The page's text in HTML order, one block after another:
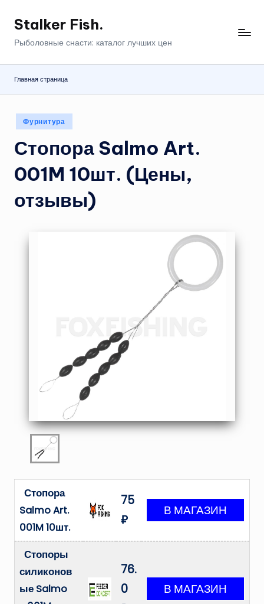
Перейти
Stalker Fish.
Рыболовные снасти: каталог лучших цен
Главная страница
Опубликовано
в
Фурнитура
Стопора Salmo Art.
001M 10шт. (Цены,
отзывы)
Стопора
Salmo Art.
001M 10шт.
75
₽
Стопоры
силиконов
ые Salmo
76.
0